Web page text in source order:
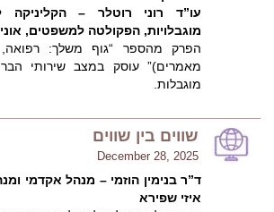
עו”ד רוני רוטלר – הקליניקה
מוגבלויות, הפקולטה למשפטים,
הפרק מהספר “גוף משלך:
מאמרים)” עוסק במצב שירותי
מוגבלות.
שווים בין שווים
December 28, 2025
ד”ר בנימין הוזמי – מנהל אקדמי
איזי שפירא